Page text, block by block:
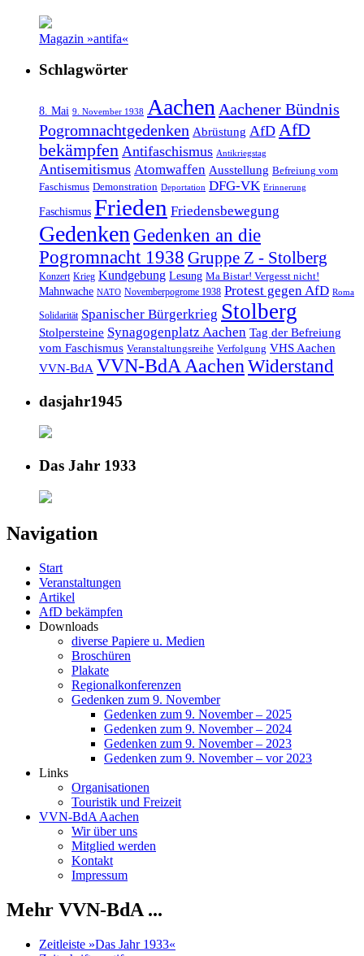
Magazin »antifa«
Schlagwörter
8. Mai 9. November 1938 Aachen Aachener Bündnis
Pogromnachtgedenken Abrüstung AfD AfD
bekämpfen Antifaschismus Antikriegstag
Antisemitismus Atomwaffen Ausstellung Befreiung vom
Faschismus Demonstration Deportation DFG-VK Erinnerung
Faschismus Frieden Friedensbewegung
Gedenken Gedenken an die
Pogromnacht 1938 Gruppe Z - Stolberg
Konzert Krieg Kundgebung Lesung Ma Bistar! Vergesst nicht!
Mahnwache NATO Novemberpogrome 1938 Protest gegen AfD Roma
Solidarität Spanischer Bürgerkrieg Stolberg
Stolpersteine Synagogenplatz Aachen Tag der Befreiung
vom Faschismus Veranstaltungsreihe Verfolgung VHS Aachen
VVN-BdA VVN-BdA AachenWiderstand
dasjahr1945
Das Jahr 1933
Navigation
Start
Veranstaltungen
Artikel
AfD bekämpfen
Downloads
diverse Papiere u. Medien
Broschüren
Plakate
Regionalkonferenzen
Gedenken zum 9. November
Gedenken zum 9. November – 2025
Gedenken zum 9. November – 2024
Gedenken zum 9. November – 2023
Gedenken zum 9. November – vor 2023
Links
Organisationen
Touristik und Freizeit
VVN-BdA Aachen
Wir über uns
Mitglied werden
Kontakt
Impressum
Mehr VVN-BdA ...
Zeitleiste »Das Jahr 1933«